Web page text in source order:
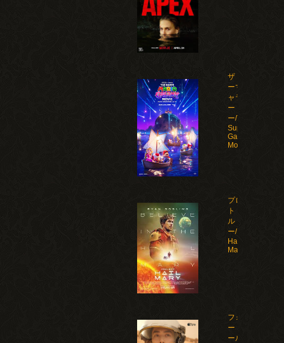
ザ・スーパ
ーマリオギ
ャラクシ
ー・ムービ
ー/The
Super Mario
Galaxy
Movie(2026)
プロジェク
ト・ヘイ
ル・メアリ
ー/Project
Hail
Mary(2026)
フォ
ー・オ
ール・